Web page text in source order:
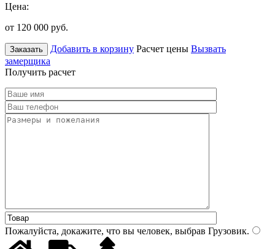
Цена:
от 120 000 руб.
Заказать Добавить в корзину Расчет цены Вызвать
замерщика
Получить расчет
Пожалуйста, докажите, что вы человек, выбрав Грузовик.